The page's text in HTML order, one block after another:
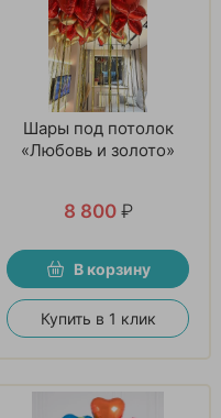
Шары под потолок
«Любовь и золото»
8 800 ₽
В корзину
Купить в 1 клик